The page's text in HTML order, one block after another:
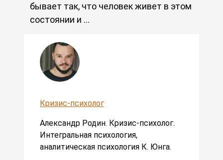
бывает так, что человек живет в этом
состоянии и …
Кризис-психолог
Александр Родин. Кризис-психолог.
Интегральная психология,
аналитическая психология К. Юнга.